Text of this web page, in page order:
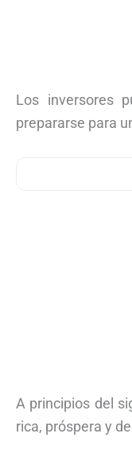
Los inversores
prepararse para
A principios del
rica, próspera y